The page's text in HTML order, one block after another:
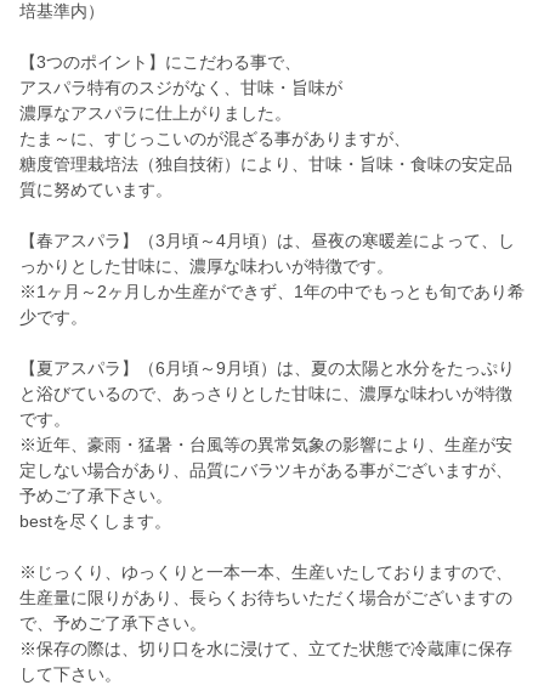
培基準内）
【3つのポイント】にこだわる事で、
アスパラ特有のスジがなく、甘味・旨味が
濃厚なアスパラに仕上がりました。
たま～に、すじっこいのが混ざる事がありますが、
糖度管理栽培法（独自技術）により、甘味・旨味・食味の安定品
質に努めています。
【春アスパラ】（3月頃～4月頃）は、昼夜の寒暖差によって、し
っかりとした甘味に、濃厚な味わいが特徴です。
※1ヶ月～2ヶ月しか生産ができず、1年の中でもっとも旬であり希
少です。
【夏アスパラ】（6月頃～9月頃）は、夏の太陽と水分をたっぷり
と浴びているので、あっさりとした甘味に、濃厚な味わいが特徴
です。
※近年、豪雨・猛暑・台風等の異常気象の影響により、生産が安
定しない場合があり、品質にバラツキがある事がございますが、
予めご了承下さい。
bestを尽くします。
※じっくり、ゆっくりと一本一本、生産いたしておりますので、
生産量に限りがあり、長らくお待ちいただく場合がございますの
で、予めご了承下さい。
※保存の際は、切り口を水に浸けて、立てた状態で冷蔵庫に保存
して下さい。